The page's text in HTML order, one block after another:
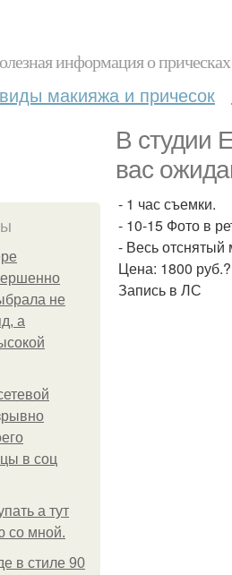
информация о
виды макияжа и причесок
В студии
вас
не
а
в соц
а тут
со мной.
в стиле 90
- 1 час съемки.
- 10-15 Фото в
- Весь отснятый
Цена: 1800
Запись в ЛС